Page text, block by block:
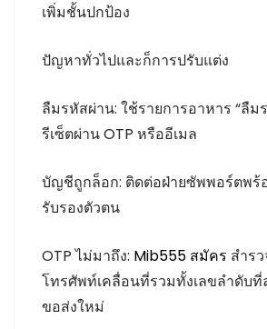
เพิ่มชั้นปกป้อง
ปัญหาทั่วไปและก็การปรับแต่ง
ลืมรหัสผ่าน: ใช้รายการอาหาร “ลืม
รีเซ็ตผ่าน OTP หรืออีเมล
บัญชีถูกล็อก: ติดต่อฝ่ายซัพพอร์ตพร้
รับรองตัวตน
OTP ไม่มาถึง: Mib555 สมัคร สำร
โทรศัพท์เคลื่อนที่รวมทั้งเลขลำดับที่
ขอส่งใหม่